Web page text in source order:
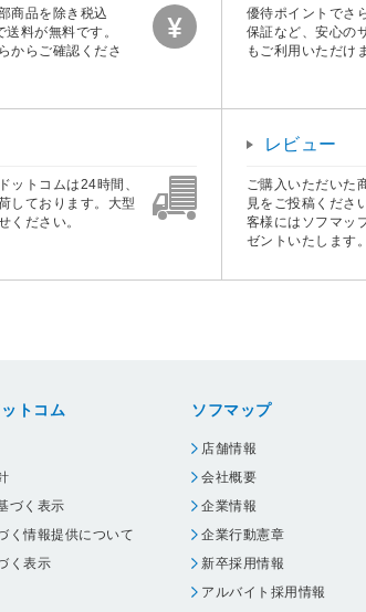
商品を除き税込
料が無料です。
からご確認くださ
優待ポイントでさ
保証など、安心の
もご利用いただけ
ットコムは24時間、
しております。大型
ください。
レビュー
ご購入いただいた
見をご投稿くださ
客様にはソフマッ
ゼントいたします。
トコム
づく表示
く情報提供について
く表示
ソフマップ
店舗情報
会社概要
企業情報
企業行動憲章
新卒採用情報
アルバイト採用情報